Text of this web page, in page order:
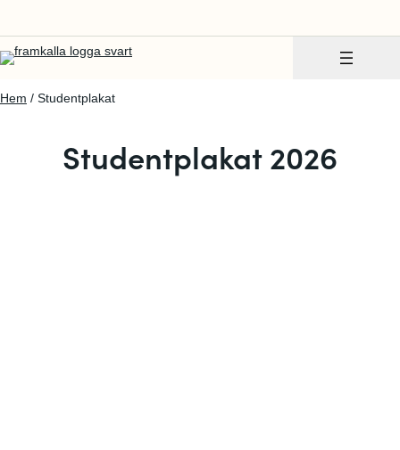
Hem / Studentplakat
Studentplakat 2026